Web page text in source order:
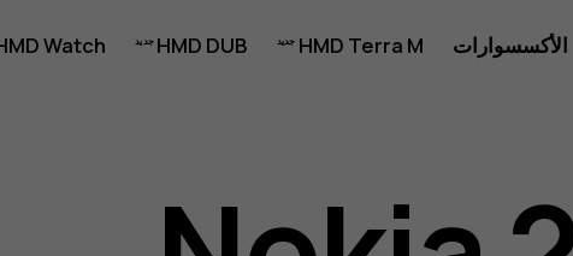
الأكسسوارات HMD Terra M
HMD DUB
Watch